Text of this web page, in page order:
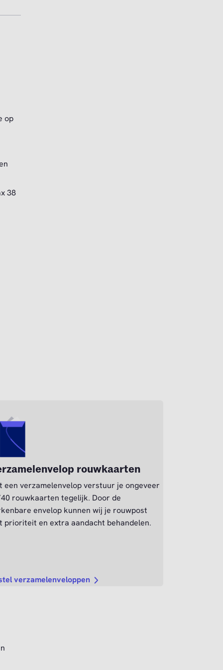
op
38
rouwkaarten
een verzamelenvelop verstuur je ongeveer
rouwkaarten tegelijk. Door de
envelop kunnen wij je rouwpost
prioriteit en extra aandacht behandelen.
verzamelenveloppen